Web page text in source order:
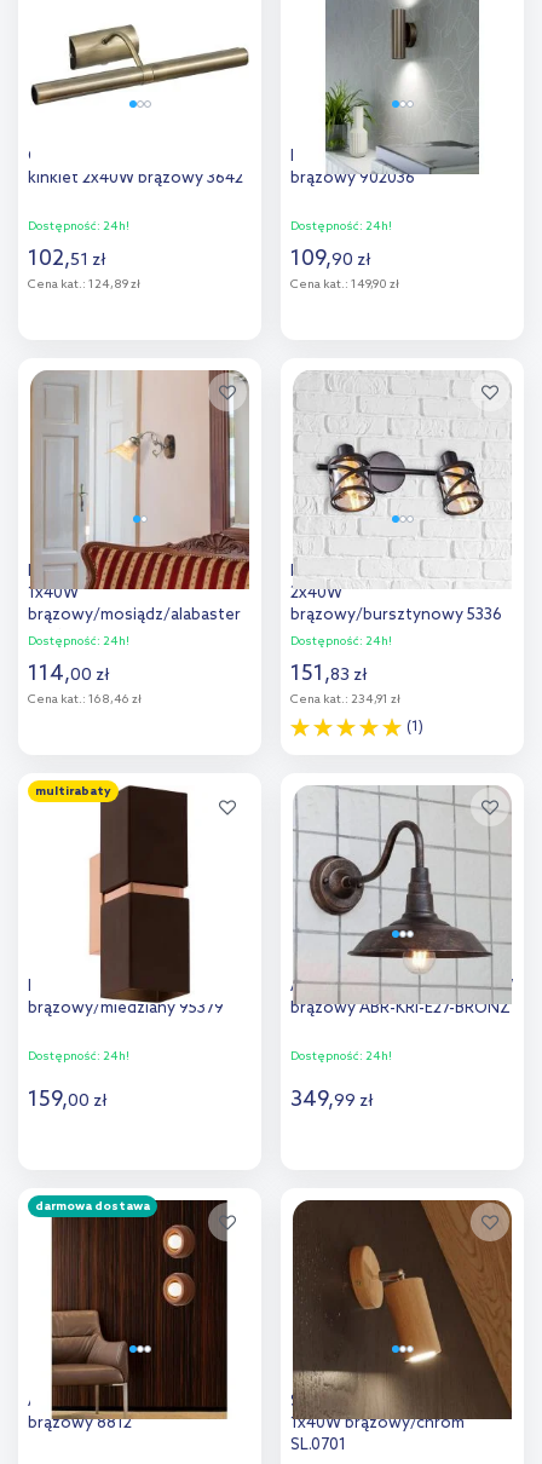
porównania porównania
Outlet - Rabalux Picture Light
kinkiet 2x40W brązowy 3642
Dostępność: 24h!
102,51 zł
Cena kat.: 124,89 zł
Dodaj do
porównania
Eglo Portillo kinkiet 2x5 W
brązowy 902036
Dostępność: 24h!
109,90 zł
Cena kat.: 149,90 zł
Dodaj do
porównania
Rabalux Rustic 3 kinkiet
1x40W
brązowy/mosiądz/alabaster
7091
Dostępność: 24h!
114,00 zł
Cena kat.: 168,46 zł
Dodaj do
porównania
Rabalux Oberon kinkiet
2x40W
brązowy/bursztynowy 5336
Dostępność: 24h!
151,83 zł
Cena kat.: 234,91 zł
(1)
Dodaj do
porównania
multirabaty
Eglo Passa kinkiet 2x3,3W
brązowy/miedziany 95379
Dostępność: 24h!
159,00 zł
Dodaj do
porównania
Abruzzo Retro kinkiet 1x20 W
brązowy ABR-KRI-E27-BRONZ
Dostępność: 24h!
349,99 zł
porównania
darmowa dostawa
Argon Tevo kinkiet 1x4,5 W
brązowy 8812
Sollux Lighting Berge kinkiet
1x40W brązowy/chrom
SL.0701